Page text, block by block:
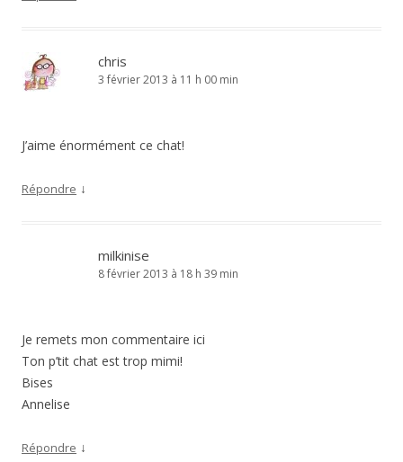
chris
3 février 2013 à 11 h 00 min
J’aime énormément ce chat!
Répondre ↓
milkinise
8 février 2013 à 18 h 39 min
Je remets mon commentaire ici
Ton p’tit chat est trop mimi!
Bises
Annelise
Répondre ↓